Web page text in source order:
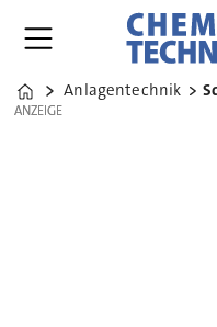
Home
Anlagentechnik
ANZEIGE
ANZEIGE